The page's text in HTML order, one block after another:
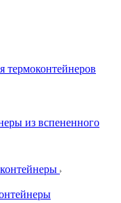
термоконтейнеров
из вспененного